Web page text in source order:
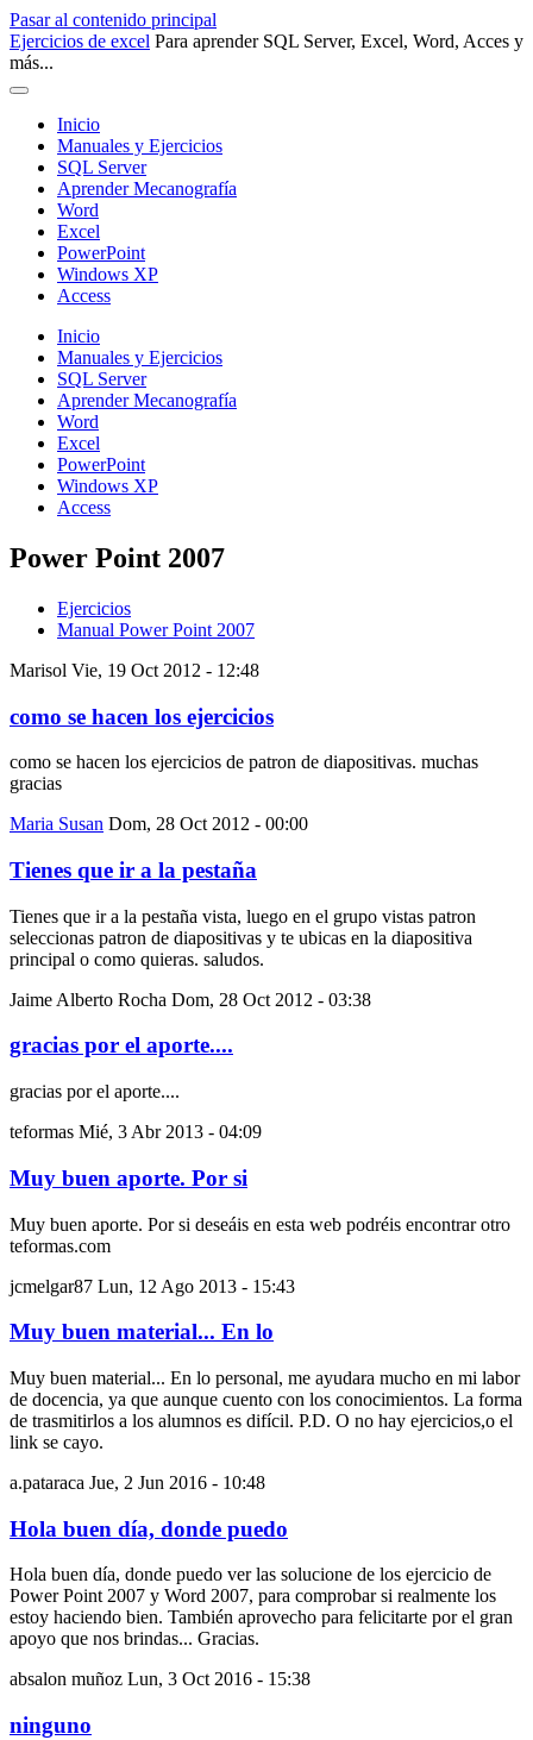
Pasar al contenido principal
Ejercicios de excel Para aprender SQL Server, Excel, Word, Acces y
más...
Inicio
Manuales y Ejercicios
SQL Server
Aprender Mecanografía
Word
Excel
PowerPoint
Windows XP
Access
Inicio
Manuales y Ejercicios
SQL Server
Aprender Mecanografía
Word
Excel
PowerPoint
Windows XP
Access
Power Point 2007
Ejercicios
Manual Power Point 2007
Marisol Vie, 19 Oct 2012 - 12:48
como se hacen los ejercicios
como se hacen los ejercicios de patron de diapositivas. muchas
gracias
Maria Susan Dom, 28 Oct 2012 - 00:00
Tienes que ir a la pestaña
Tienes que ir a la pestaña vista, luego en el grupo vistas patron
seleccionas patron de diapositivas y te ubicas en la diapositiva
principal o como quieras. saludos.
Jaime Alberto Rocha Dom, 28 Oct 2012 - 03:38
gracias por el aporte....
gracias por el aporte....
teformas Mié, 3 Abr 2013 - 04:09
Muy buen aporte. Por si
Muy buen aporte. Por si deseáis en esta web podréis encontrar otro
teformas.com
jcmelgar87 Lun, 12 Ago 2013 - 15:43
Muy buen material... En lo
Muy buen material... En lo personal, me ayudara mucho en mi labor
de docencia, ya que aunque cuento con los conocimientos. La forma
de trasmitirlos a los alumnos es difícil. P.D. O no hay ejercicios,o el
link se cayo.
a.pataraca Jue, 2 Jun 2016 - 10:48
Hola buen día, donde puedo
Hola buen día, donde puedo ver las solucione de los ejercicio de
Power Point 2007 y Word 2007, para comprobar si realmente los
estoy haciendo bien. También aprovecho para felicitarte por el gran
apoyo que nos brindas... Gracias.
absalon muñoz Lun, 3 Oct 2016 - 15:38
ninguno